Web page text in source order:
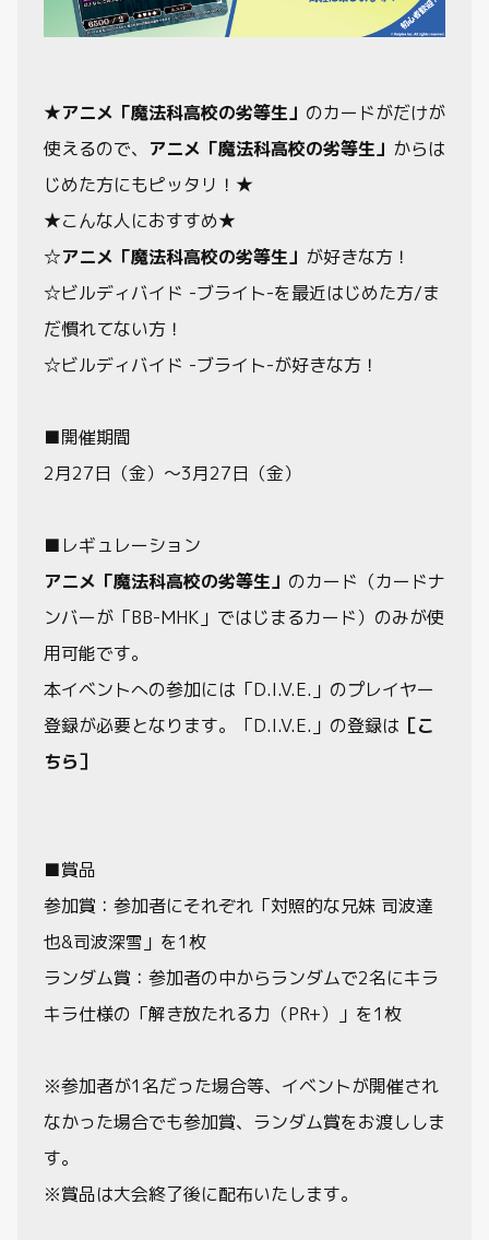
おすすめデッキ
動画
★アニメ「魔法科高校の劣等生」 のカードがだけが
使えるので、 アニメ「魔法科高校の劣等生」 からは
じめた方にもピッタリ！★
★こんな人におすすめ★
☆アニメ「魔法科高校の劣等生」 が好きな方！
☆ビルディバイド -ブライト-を最近はじめた方/ま
だ慣れてない方！
☆ビルディバイド -ブライト-が好きな方！
■開催期間
2月27日（金）～3月27日（金）
■レギュレーション
アニメ「魔法科高校の劣等生」 のカード（カードナ
ンバーが「BB-MHK」ではじまるカード）のみが使
用可能です。
本イベントへの参加には「D.I.V.E.」のプレイヤー
登録が必要となります。「D.I.V.E.」の登録は ［こ
ちら］
■賞品
参加賞：参加者にそれぞれ「対照的な兄妹 司波達
也&司波深雪」を1枚
ランダム賞：参加者の中からランダムで2名にキラ
キラ仕様の「解き放たれる力（PR+）」を1枚
※参加者が1名だった場合等、イベントが開催され
なかった場合でも参加賞、ランダム賞をお渡ししま
す。
※賞品は大会終了後に配布いたします。